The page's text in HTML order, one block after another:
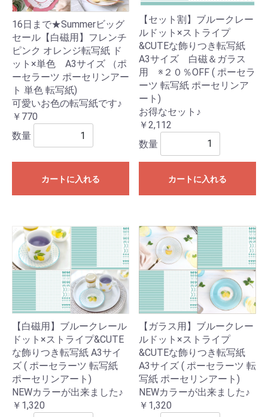
16日まで★Summerビッグ
セール【白磁用】フレンチ
ピンク オレンジ転写紙 ド
ット×単色 A3サイズ （ポ
ーセラーツ ポーセリンアー
ト 単色 転写紙)
可愛いお色の転写紙です♪
￥770
数量
カートに入れる
【セット割】ブルークレー
ルドット×ストライプ
&CUTEな飾りつき転写紙
A3サイズ 白磁＆ガラス
用 ※２０％OFF ( ポーセラ
ーツ 転写紙 ポーセリンア
ート)
お得なセット♪
￥2,112
数量
カートに入れる
【白磁用】ブルークレール
ドット×ストライプ&CUTE
な飾りつき転写紙 A3サイ
ズ ( ポーセラーツ 転写紙
ポーセリンアート)
NEWカラーが出来ました♪
￥1,320
【ガラス用】ブルークレー
ルドット×ストライプ
&CUTEな飾りつき転写紙
A3サイズ ( ポーセラーツ 転
写紙 ポーセリンアート)
NEWカラーが出来ました♪
￥1,320